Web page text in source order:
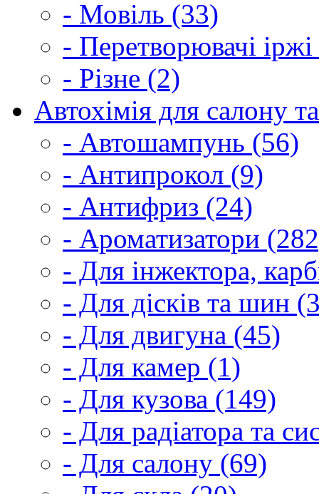
- Мовіль (33)
- Перетворювачі
- Різне (2)
Автохімія для салону
- Автошампунь (56)
- Антипрокол (9)
- Антифриз (24)
- Ароматизатори
- Для інжектора,
- Для дісків та шин
- Для двигуна (45)
- Для камер (1)
- Для кузова (149)
- Для радіатора та
- Для салону (69)